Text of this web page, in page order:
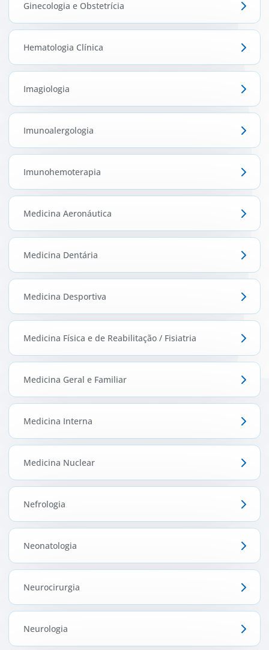
Ginecologia e Obstetrícia
Hematologia Clínica
Imagiologia
Imunoalergologia
Imunohemoterapia
Medicina Aeronáutica
Medicina Dentária
Medicina Desportiva
Medicina Física e de Reabilitação / Fisiatria
Medicina Geral e Familiar
Medicina Interna
Medicina Nuclear
Nefrologia
Neonatologia
Neurocirurgia
Neurologia